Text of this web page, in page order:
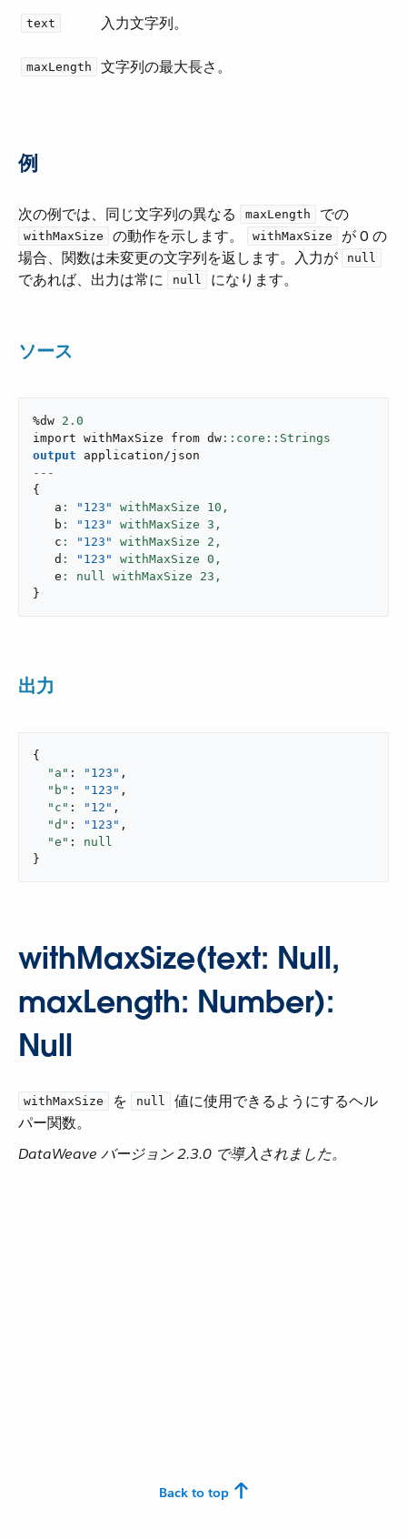
text 入力文字列。
maxLength 文字列の最大長さ。
例
次の例では、同じ文字列の異なる ​ maxLength ​ での ​
withMaxSize ​ の動作を示します。 withMaxSize
​ が 0 の
場合、関数は未変更の文字列を返します。入力が ​
null
であれば、出力は常に ​
null ​ になります。
ソース
%dw 2.0
import withMaxSize from dw
output
application/json
---
{
   a
: "123" withMaxSize 10 ,
   b
: "123" withMaxSize 3 ,
   c
: "123" withMaxSize 2 ,
   d
: "123" withMaxSize 0 ,
   e
: null withMaxSize 23 ,
}
出力
{
"a" : "123" ,
"b" : "123" ,
"c" : "12" ,
"d" : "123" ,
"e" : null
}
withMaxSize(text: Null,
maxLength: Number):
Null
withMaxSize ​ を ​ null
​ 値に使用できるようにするヘル
パー関数。
DataWeave バージョン 2.3.0 で導入されました。
Back to top